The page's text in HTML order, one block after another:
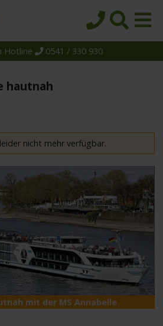
Hotline 0541 / 330 930
hautnah
nicht mehr verfügbar.
mit der MS Annabelle